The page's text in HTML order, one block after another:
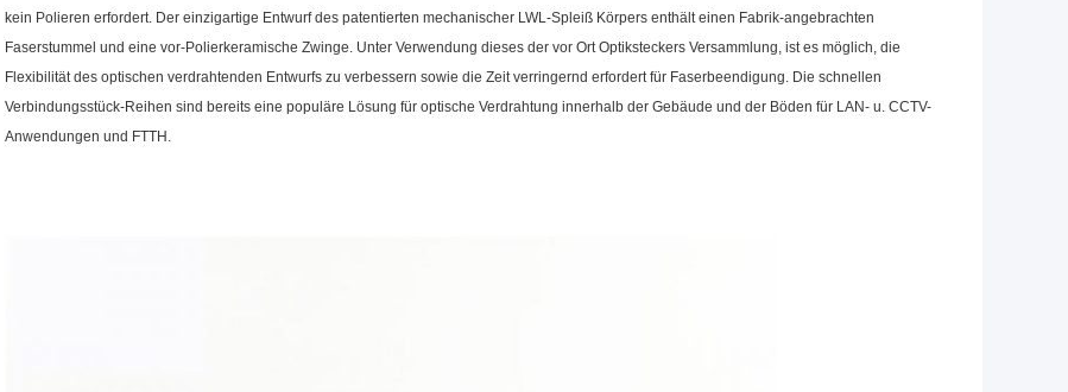
kein Polieren erfordert. Der einzigartige Entwurf des patentierten mechanischer LWL-Spleiß Körpers enthält einen Fabrik-angebrachten
Faserstummel und eine vor-Polierkeramische Zwinge. Unter Verwendung dieses der vor Ort Optiksteckers Versammlung, ist es möglich, die
Flexibilität des optischen verdrahtenden Entwurfs zu verbessern sowie die Zeit verringernd erfordert für Faserbeendigung. Die schnellen
Verbindungsstück-Reihen sind bereits eine populäre Lösung für optische Verdrahtung innerhalb der Gebäude und der Böden für LAN- u. CCTV-
Anwendungen und FTTH.